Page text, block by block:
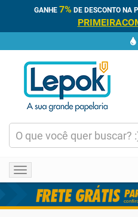
GANHE 7% DE DESCONTO NA
Toggle
navigation